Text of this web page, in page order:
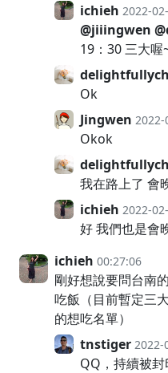
ichieh 2022-
@jiiingwen
19：30 三大喔
Ok
Jingwen
Okok
我在路上了 會
ichieh 2022-
好 我們也是會
ichieh 00:27:06
剛好想說要問台南
吃飯（目前暫定三
的想吃名單）
tnstiger 2022-
QQ，持續被封